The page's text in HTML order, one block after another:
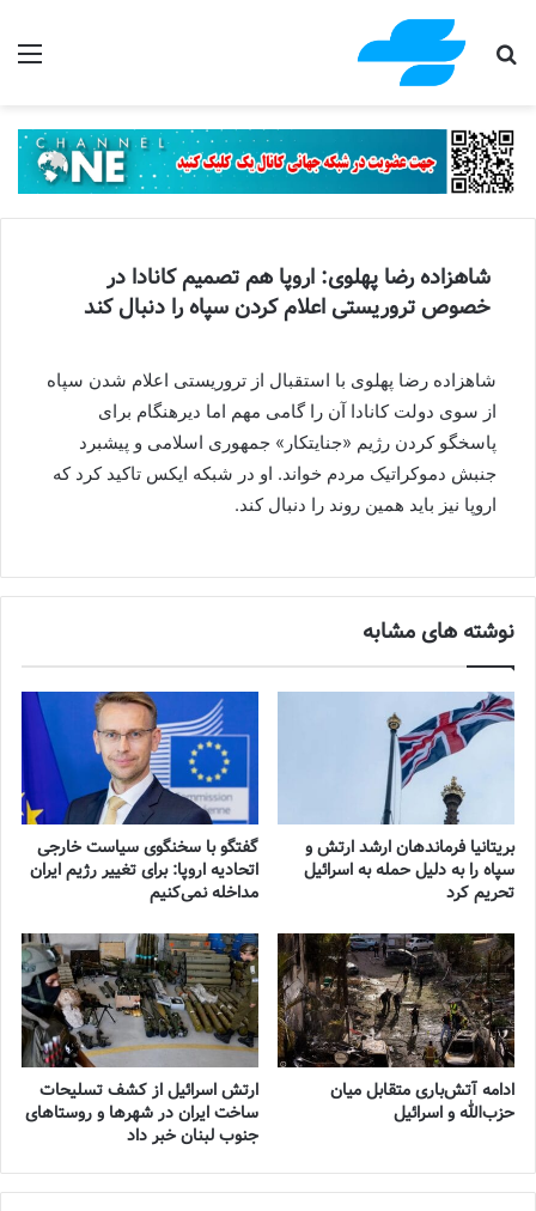
جستجو برای
شاهزاده رضا پهلوی: اروپا هم تصمیم کانادا در
خصوص تروریستی اعلام کردن سپاه را دنبال کند
شاهزاده رضا پهلوی با استقبال از تروریستی اعلام شدن سپاه
از سوی دولت کانادا آن را گامی مهم اما دیرهنگام برای
پاسخگو کردن رژیم «جنایتکار» جمهوری اسلامی و پیشبرد
جنبش دموکراتیک مردم خواند. او در شبکه ایکس تاکید کرد که
اروپا نیز باید همین روند را دنبال کند.
نوشته های مشابه
بریتانیا فرماندهان ارشد ارتش و
سپاه را به دلیل حمله به اسرائیل
تحریم کرد
گفتگو با سخنگوی سیاست خارجی
اتحادیه اروپا: برای تغییر رژیم ایران
مداخله نمی‌کنیم
ادامه آتش‌باری متقابل میان
حزب‌الله و اسرائیل
ارتش اسرائیل از کشف تسلیحات
ساخت ایران در شهرها و روستاهای
جنوب لبنان خبر داد